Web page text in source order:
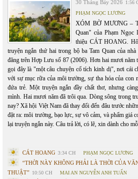
30 Tháng Bảy 2026 1:56
PHẠM NGỌC LƯƠNG
XÓM BỜ MƯƠNG –
Quan" của Phạm
thiệu CÁT HOANG.
truyện ngắn thứ hai trong bộ ba Tam Quan của
đăng trên Hợp Lưu số 87 (2006). Hơn hai mươi năm
gọi đây là "một câu chuyện cổ tích kinh dị", nơi cái
với sự mục rữa của môi trường, sự tha hóa của con
đứa trẻ. Một truyện ngắn đầy chất thơ, nhưng
mình. Hai mươi năm đã trôi qua. Dòng sông trong
nay? Xã hội Việt Nam đã thay đổi đến đâu trước
đặt ra: môi trường, bạo lực, sự vô cảm, và phẩm giá
lại truyện ngắn này. Câu trả lời, có lẽ, xin dành cho
CÁT HOANG 3:34 CH PHẠM NGỌC LƯƠNG
“THỜI NÀY KHÔNG PHẢI LÀ THỜI CỦA
THUẬT” 10:50 CH MAI AN NGUYỄN ANH TUẤN